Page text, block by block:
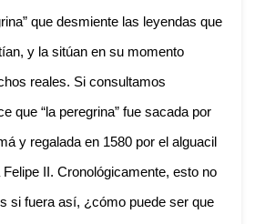
que desmiente las leyendas que
y la sitúan en su momento
reales. Si consultamos
que “la peregrina” fue sacada por
y regalada en 1580 por el alguacil
II. Cronológicamente, esto no
si fuera así, ¿cómo puede ser que